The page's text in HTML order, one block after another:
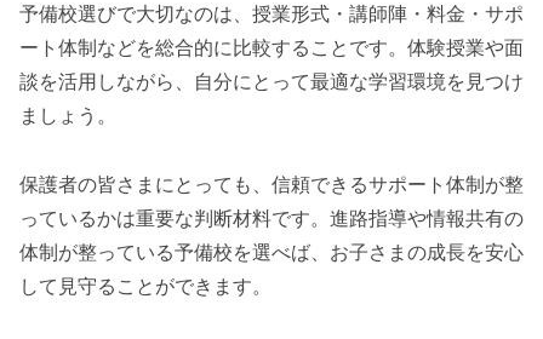
予備校選びで大切なのは、授業形式・講師陣・料金・サポ
ート体制などを総合的に比較することです。体験授業や面
談を活用しながら、自分にとって最適な学習環境を見つけ
ましょう。
保護者の皆さまにとっても、信頼できるサポート体制が整
っているかは重要な判断材料です。進路指導や情報共有の
体制が整っている予備校を選べば、お子さまの成長を安心
して見守ることができます。